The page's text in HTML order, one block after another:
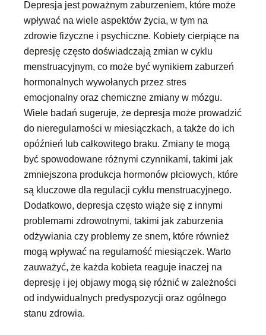
Depresja jest poważnym zaburzeniem, które może
wpływać na wiele aspektów życia, w tym na
zdrowie fizyczne i psychiczne. Kobiety cierpiące na
depresję często doświadczają zmian w cyklu
menstruacyjnym, co może być wynikiem zaburzeń
hormonalnych wywołanych przez stres
emocjonalny oraz chemiczne zmiany w mózgu.
Wiele badań sugeruje, że depresja może prowadzić
do nieregularności w miesiączkach, a także do ich
opóźnień lub całkowitego braku. Zmiany te mogą
być spowodowane różnymi czynnikami, takimi jak
zmniejszona produkcja hormonów płciowych, które
są kluczowe dla regulacji cyklu menstruacyjnego.
Dodatkowo, depresja często wiąże się z innymi
problemami zdrowotnymi, takimi jak zaburzenia
odżywiania czy problemy ze snem, które również
mogą wpływać na regularność miesiączek. Warto
zauważyć, że każda kobieta reaguje inaczej na
depresję i jej objawy mogą się różnić w zależności
od indywidualnych predyspozycji oraz ogólnego
stanu zdrowia.